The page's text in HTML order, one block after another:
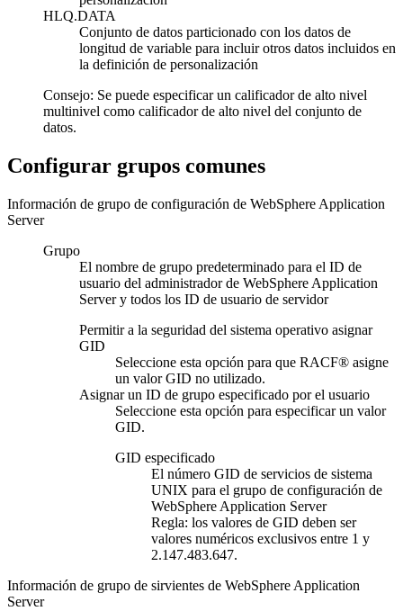
HLQ.DATA
Conjunto de datos particionado con los datos de
longitud de variable para incluir otros datos incluidos en
la definición de personalización
Consejo: Se puede especificar un calificador de alto nivel
multinivel como calificador de alto nivel del conjunto de
datos.
Configurar grupos comunes
Información de grupo de configuración de WebSphere Application
Server
Grupo
El nombre de grupo predeterminado para el ID de
usuario del administrador de WebSphere Application
Server y todos los ID de usuario de servidor
Permitir a la seguridad del sistema operativo asignar
GID
Seleccione esta opción para que RACF® asigne
un valor GID no utilizado.
Asignar un ID de grupo especificado por el usuario
Seleccione esta opción para especificar un valor
GID.
GID especificado
El número GID de servicios de sistema
UNIX para el grupo de configuración de
WebSphere Application Server
Regla: los valores de GID deben ser
valores numéricos exclusivos entre 1 y
2.147.483.647.
Información de grupo de sirvientes de WebSphere Application
Server